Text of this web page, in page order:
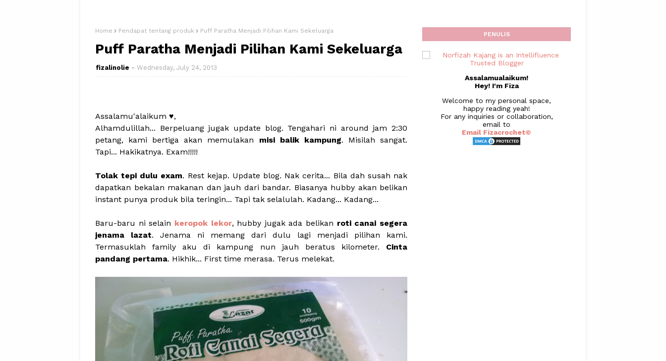
Home Pendapat tentang produk Puff Paratha Menjadi Pilihan Kami Sekeluarga
Puff Paratha Menjadi Pilihan Kami Sekeluarga
fizalinolie Wednesday, July 24, 2013
Assalamu'alaikum ♥,
Alhamdulillah... Berpeluang jugak update blog. Tengahari ni around jam 2:30
petang, kami bertiga akan memulakan misi balik kampung. Misilah sangat.
Tapi... Hakikatnya. Exam!!!!!
Tolak tepi dulu exam. Rest kejap. Update blog. Nak cerita... Bila dah susah nak
dapatkan bekalan makanan dan jauh dari bandar. Biasanya hubby akan belikan
instant punya produk bila teringin... Tapi tak selalulah. Kadang... Kadang...
Baru-baru ni selain keropok lekor, hubby jugak ada belikan roti canai segera
jenama lazat. Jenama ni memang dari dulu lagi menjadi pilihan kami.
Termasuklah family aku di kampung nun jauh beratus kilometer. Cinta
pandang pertama. Hikhik... First time merasa. Terus melekat.
PENULIS
Assalamualaikum!
Hey! I'm Fiza
Welcome to my personal space,
happy reading yeah!
For any inquiries or collaboration,
email to
Email Fizacrochet©